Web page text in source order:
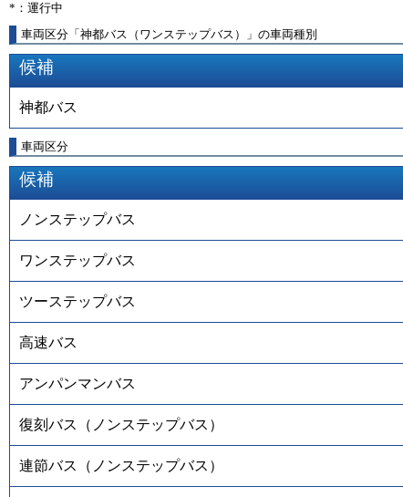
*：運行中
車両区分「神都バス（ワンステップバス）」の車両種別
候補
神都バス
車両区分
候補
ノンステップバス
ワンステップバス
ツーステップバス
高速バス
アンパンマンバス
復刻バス（ノンステップバス）
連節バス（ノンステップバス）